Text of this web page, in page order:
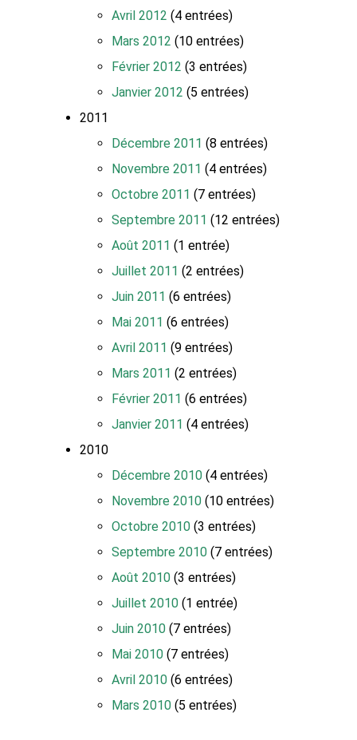
Avril 2012 (4 entrées)
Mars 2012 (10 entrées)
Février 2012 (3 entrées)
Janvier 2012 (5 entrées)
2011
Décembre 2011 (8 entrées)
Novembre 2011 (4 entrées)
Octobre 2011 (7 entrées)
Septembre 2011 (12 entrées)
Août 2011 (1 entrée)
Juillet 2011 (2 entrées)
Juin 2011 (6 entrées)
Mai 2011 (6 entrées)
Avril 2011 (9 entrées)
Mars 2011 (2 entrées)
Février 2011 (6 entrées)
Janvier 2011 (4 entrées)
2010
Décembre 2010 (4 entrées)
Novembre 2010 (10 entrées)
Octobre 2010 (3 entrées)
Septembre 2010 (7 entrées)
Août 2010 (3 entrées)
Juillet 2010 (1 entrée)
Juin 2010 (7 entrées)
Mai 2010 (7 entrées)
Avril 2010 (6 entrées)
Mars 2010 (5 entrées)